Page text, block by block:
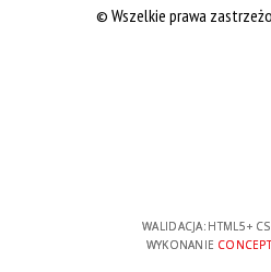
© Wszelkie prawa
WALIDACJA: HTML5+
WYKONANIE